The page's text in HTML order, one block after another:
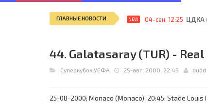
ГЛАВНЫЕ НОВОСТИ NEW 04-сен, 12:25 ЦДКА
44. Galatasaray (TUR) - Real
Суперкубок УЕФА 25-авг, 2000, 22:45 dudd
25-08-2000; Monaco (Monaco); 20:45; Stade Louis